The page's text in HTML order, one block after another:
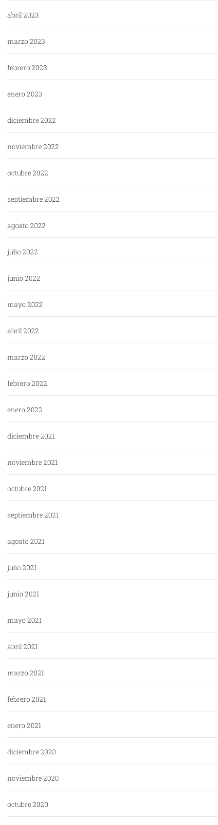
abril 2023
marzo 2023
febrero 2023
enero 2023
diciembre 2022
noviembre 2022
octubre 2022
septiembre 2022
agosto 2022
julio 2022
junio 2022
mayo 2022
abril 2022
marzo 2022
febrero 2022
enero 2022
diciembre 2021
noviembre 2021
octubre 2021
septiembre 2021
agosto 2021
julio 2021
junio 2021
mayo 2021
abril 2021
marzo 2021
febrero 2021
enero 2021
diciembre 2020
noviembre 2020
octubre 2020